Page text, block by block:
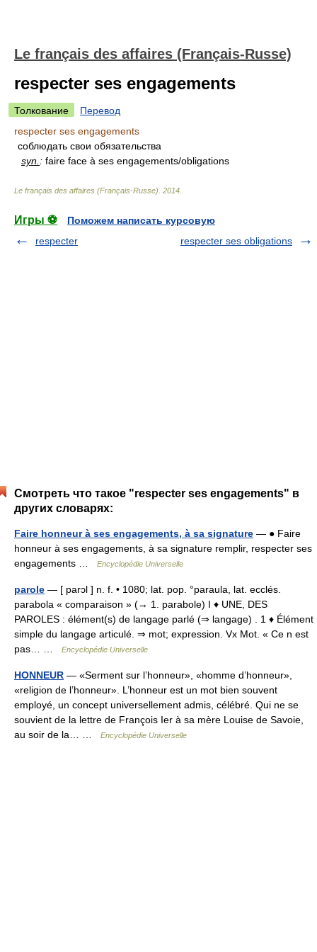
Le français des affaires (Français-Russe)
respecter ses engagements
Толкование
Перевод
respecter ses engagements
соблюдать свои обязательства
syn. : faire face à ses engagements/obligations
Le français des affaires (Français-Russe) 2014
Игры ⚽
Поможем написать курсовую
respecter
respecter ses obligations
Смотреть что такое "respecter ses engagements" в
других словарях:
Faire honneur à ses engagements, à sa signature — ● Faire
honneur à ses engagements, à sa signature remplir, respecter ses
engagements …
Encyclopédie Universelle
parole — [ parɔl ] n. f. • 1080; lat. pop. °paraula, lat. ecclés.
parabola « comparaison » (→ 1. parabole) I ♦ UNE, DES
PAROLES : élément(s) de langage parlé (⇒ langage) . 1 ♦ Élément
simple du langage articulé. ⇒ mot; expression. Vx Mot. « Ce n est
pas… …
Encyclopédie Universelle
HONNEUR — «Serment sur l’honneur», «homme d’honneur»,
«religion de l’honneur». L’honneur est un mot bien souvent
employé, un concept universellement admis, célébré. Qui ne se
souvient de la lettre de François Ier à sa mère Louise de Savoie,
au soir de la… …
Encyclopédie Universelle